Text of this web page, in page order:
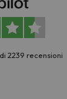
2239 recensioni